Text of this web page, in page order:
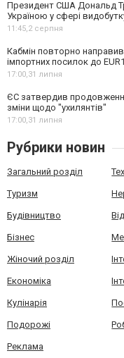
Президент США Дональд
Україною у сфері
11:45, 2 серпня
Кабмін повторно
імпортних посилок до
17:00, 31 липня
ЄС затвердив
зміни щодо "ухилянтів"
17:00, 31 липня
Рубрики новин
Загальний розділ
Туризм
Будівництво
Бізнес
Жіночий розділ
Економіка
Кулінарія
Подорожі
Реклама